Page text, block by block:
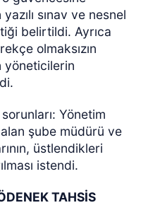
sınav ve nesnel
belirtildi. Ayrıca
olmaksızın
yöneticilerin
Yönetim
şube müdürü ve
üstlendikleri
istendi.
TAHSİS